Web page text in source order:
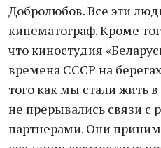
Добролюбов. Все эти
кинематограф. Кроме
что киностудия
времена СССР на
того как мы стали жить
не прерывались связи с
партнерами. Они